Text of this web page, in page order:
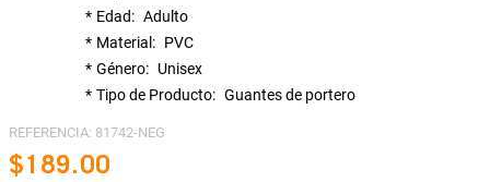
Edad
Adulto
Material
PVC
Género
Unisex
Tipo de Producto
Guantes de portero
REFERENCIA: 81742-NEG
$189.00